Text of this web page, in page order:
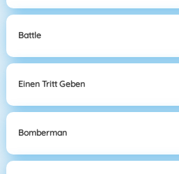
Battle
Einen Tritt Geben
Bomberman